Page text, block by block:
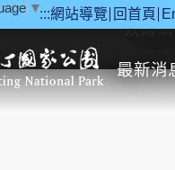
:::網站導覽 回首頁
▼
最新消
教育